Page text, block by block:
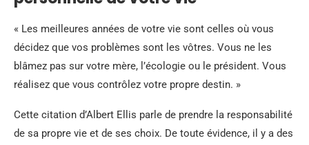
« Les meilleures années de votre vie sont celles où vous
décidez que vos problèmes sont les vôtres. Vous ne les
blâmez pas sur votre mère, l’écologie ou le président. Vous
réalisez que vous contrôlez votre propre destin. »
Cette citation d’Albert Ellis parle de prendre la responsabilité
de sa propre vie et de ses choix. De toute évidence, il y a des